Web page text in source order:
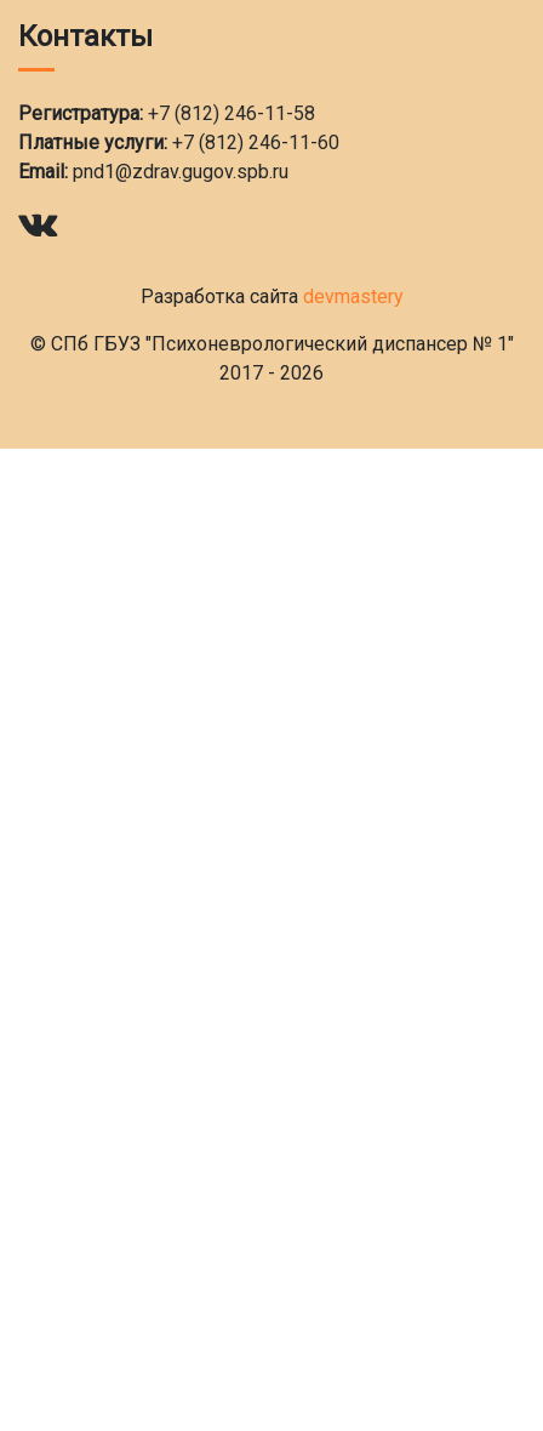
Контакты
Регистратура: +7 (812) 246-11-58
Платные услуги: +7 (812) 246-11-60
Email: pnd1@zdrav.gugov.spb.ru
Разработка сайта devmastery
© СПб ГБУЗ "Психоневрологический диспансер № 1"
2017 - 2026